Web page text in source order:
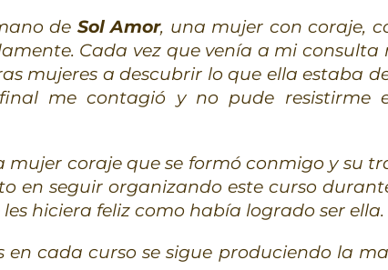
de Sol Amor, una mujer con coraje,
Cada vez que venía a mi consulta
mujeres a descubrir lo que ella estaba
me contagió y no pude resistirme
mujer coraje que se formó conmigo y su
en seguir organizando este curso
hiciera feliz como había logrado ser ella.
cada curso se sigue produciendo la